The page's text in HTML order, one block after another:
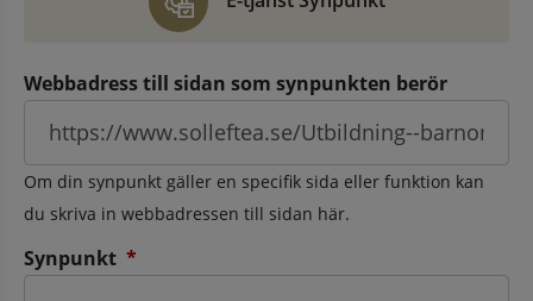
Webbadress till sidan som synpunkten berör
Om din synpunkt gäller en specifik sida eller funktion kan
du skriva in webbadressen till sidan här.
Synpunkt *